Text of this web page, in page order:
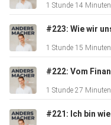
1 Stunde 14 Minuten
1 Stunde 15 Minuten
1 Stunde 27 Minuten